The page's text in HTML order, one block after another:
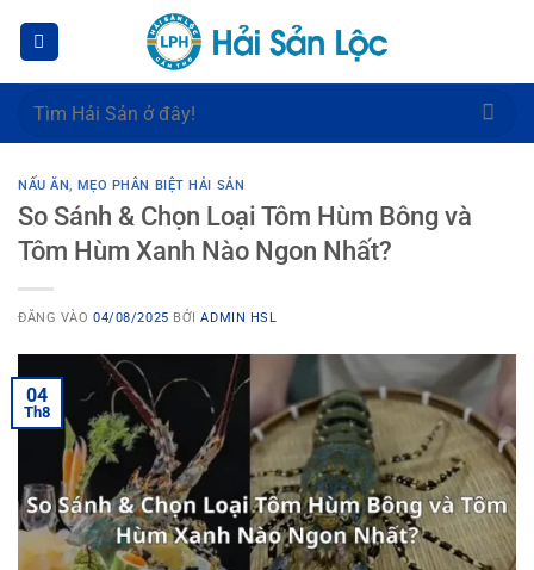
dung
Tìm
NẤU ĂN, MẸO PHÂN BIỆT HẢI SẢN
So Sánh & Chọn Loại Tôm Hùm Bông và
Tôm Hùm Xanh Nào Ngon Nhất?
ĐĂNG VÀO04/08/2025 BỞIADMIN HSL
04
Th8